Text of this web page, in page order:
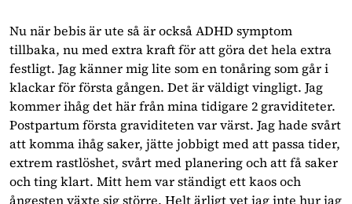
Nu när bebis är ute så är också ADHD symptom
tillbaka, nu med extra kraft för att göra det hela extra
festligt. Jag känner mig lite som en tonåring som går i
klackar för första gången. Det är väldigt vingligt. Jag
kommer ihåg det här från mina tidigare 2 graviditeter.
Postpartum första graviditeten var värst. Jag hade svårt
att komma ihåg saker, jätte jobbigt med att passa tider,
extrem rastlöshet, svårt med planering och att få saker
och ting klart. Mitt hem var ständigt ett kaos och
ångesten växte sig större. Helt ärligt vet jag inte hur jag